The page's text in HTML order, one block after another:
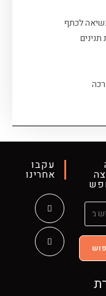
לכתף
עקבו
אחרינו